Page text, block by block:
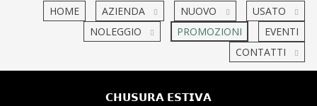
HOME AZIENDA NUOVO
USATO
NOLEGGIO
PROMOZIONI
EVENTI
CONTATTI
𝗖𝗛𝗨𝗦𝗨𝗥𝗔 𝗘𝗦𝗧𝗜𝗩𝗔